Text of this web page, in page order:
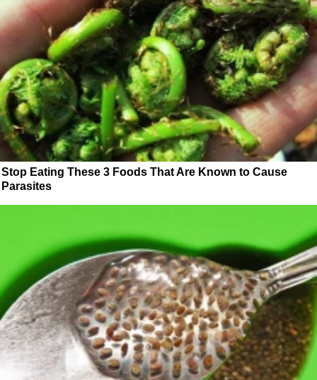
Stop Eating These 3 Foods That Are Known to Cause
Parasites